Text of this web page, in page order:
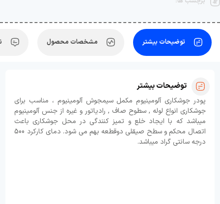
توضیحات بیشتر مشخصات محصول
توضیحات بیشتر
پودر جوشکاری آلومینیوم مکمل سیمجوش آلومینیوم ، مناسب برای
جوشکاری انواع لوله , سطوح صاف , رادیاتور و غیره از جنس آلومینیوم
میباشد که با ایجاد خلع و تمیز کنندگی در محل جوشکاری باعث
اتصال محکم و سطح صیقلی دوقطعه بهم می شود. دمای کارکرد 500
درجه سانتی گراد میباشد.